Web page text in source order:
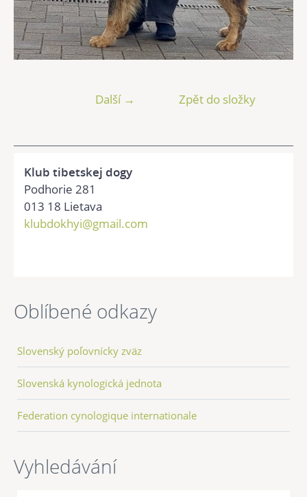
Další → Zpět do složky
Klub tibetskej dogy
Podhorie 281
013 18 Lietava
klubdokhyi@gmail.com
Oblíbené odkazy
Slovenský poľovnícky zväz
Slovenská kynologická jednota
Federation cynologique internationale
Vyhledávání